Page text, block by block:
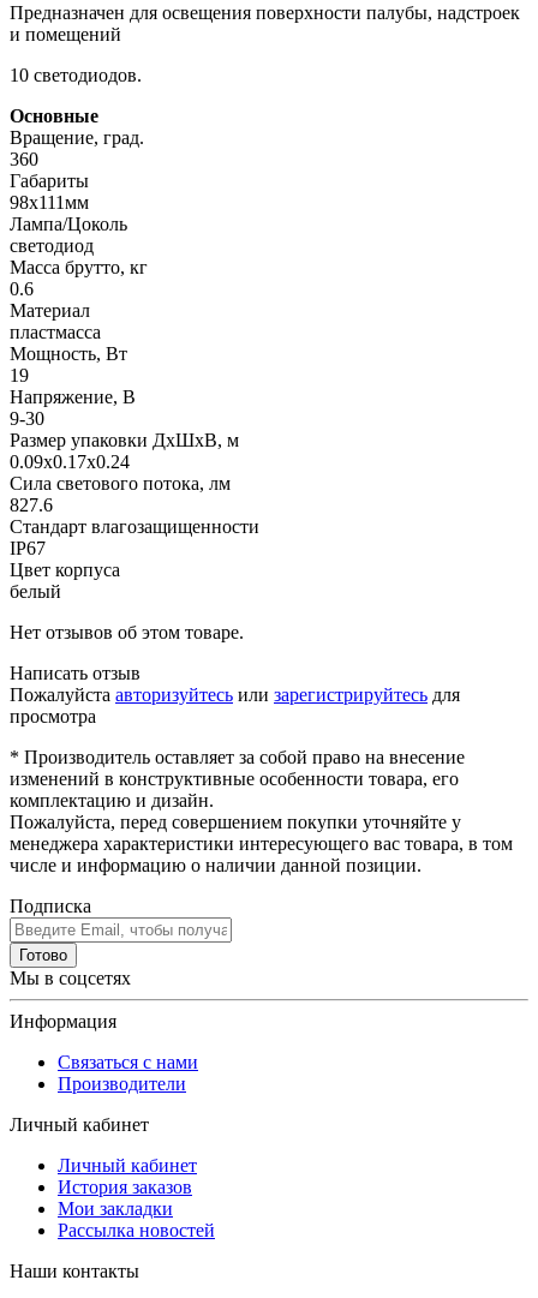
Предназначен для освещения поверхности палубы, надстроек
и помещений
10 светодиодов.
Основные
Вращение, град.
360
Габариты
98х111мм
Лампа/Цоколь
светодиод
Масса брутто, кг
0.6
Материал
пластмасса
Мощность, Вт
19
Напряжение, В
9-30
Размер упаковки ДхШхВ, м
0.09x0.17x0.24
Сила светового потока, лм
827.6
Стандарт влагозащищенности
IP67
Цвет корпуса
белый
Нет отзывов об этом товаре.
Написать отзыв
Пожалуйста авторизуйтесь или зарегистрируйтесь для
просмотра
* Производитель оставляет за собой право на внесение
изменений в конструктивные особенности товара, его
комплектацию и дизайн.
Пожалуйста, перед совершением покупки уточняйте у
менеджера характеристики интересующего вас товара, в том
числе и информацию о наличии данной позиции.
Подписка
Готово
Мы в соцсетях
Информация
Связаться с нами
Производители
Личный кабинет
Личный кабинет
История заказов
Мои закладки
Рассылка новостей
Наши контакты